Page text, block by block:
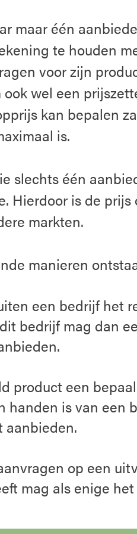
maar één
te houden
voor zijn
wel een
kan bepalen
is.
slechts één
Hierdoor is de prijs
markten.
manieren
een bedrijf het
bedrijf mag dan
product een
handen is van een
aanbieden.
op een
mag als enige